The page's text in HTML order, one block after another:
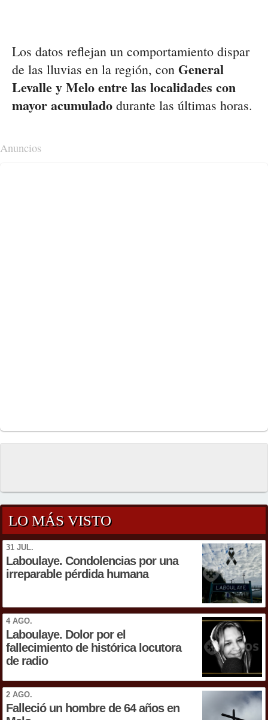
Los datos reflejan un comportamiento dispar
de las lluvias en la región, con General
Levalle y Melo entre las localidades con
mayor acumulado durante las últimas horas.
Anuncios
LO MÁS VISTO
31 JUL.
Laboulaye. Condolencias por una
irreparable pérdida humana
4 AGO.
Laboulaye. Dolor por el
fallecimiento de histórica locutora
de radio
2 AGO.
Falleció un hombre de 64 años en